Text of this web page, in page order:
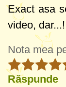
Exact asa
video,
Nota mea
Răspunde